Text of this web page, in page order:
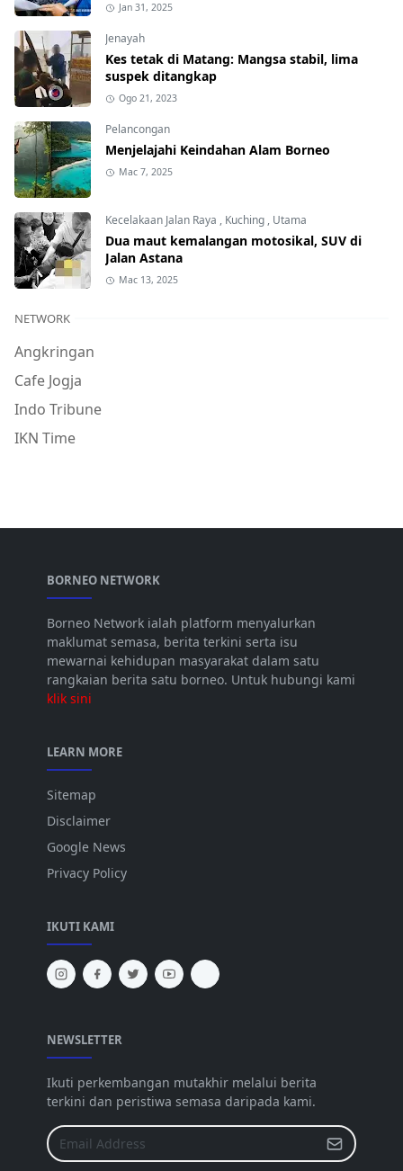
Jan 31, 2025
Jenayah
Kes tetak di Matang: Mangsa stabil, lima
suspek ditangkap
Ogo 21, 2023
Pelancongan
Menjelajahi Keindahan Alam Borneo
Mac 7, 2025
Kecelakaan Jalan Raya , Kuching, Utama
Dua maut kemalangan motosikal, SUV di
Jalan Astana
Mac 13, 2025
NETWORK
Angkringan
Cafe Jogja
Indo Tribune
IKN Time
BORNEO NETWORK
Borneo Network ialah platform menyalurkan
maklumat semasa, berita terkini serta isu
mewarnai kehidupan masyarakat dalam satu
rangkaian berita satu borneo. Untuk hubungi kami
klik sini
LEARN MORE
Sitemap
Disclaimer
Google News
Privacy Policy
IKUTI KAMI
NEWSLETTER
Ikuti perkembangan mutakhir melalui berita
terkini dan peristiwa semasa daripada kami.